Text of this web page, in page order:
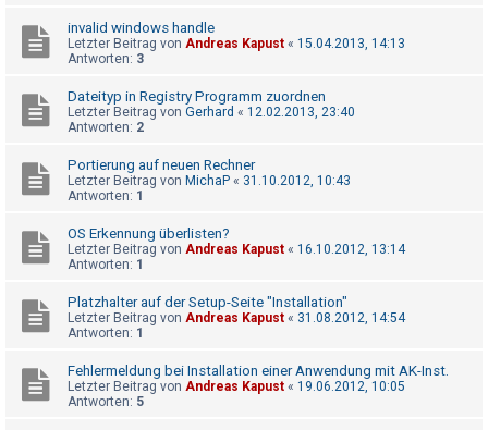
invalid windows handle
Letzter Beitrag von Andreas Kapust « 15.04.2013, 14:13
Antworten: 3
Dateityp in Registry Programm zuordnen
Letzter Beitrag von Gerhard « 12.02.2013, 23:40
Antworten: 2
Portierung auf neuen Rechner
Letzter Beitrag von MichaP « 31.10.2012, 10:43
Antworten: 1
OS Erkennung überlisten?
Letzter Beitrag von Andreas Kapust « 16.10.2012, 13:14
Antworten: 1
Platzhalter auf der Setup-Seite "Installation"
Letzter Beitrag von Andreas Kapust « 31.08.2012, 14:54
Antworten: 1
Fehlermeldung bei Installation einer Anwendung mit AK-Inst.
Letzter Beitrag von Andreas Kapust « 19.06.2012, 10:05
Antworten: 5